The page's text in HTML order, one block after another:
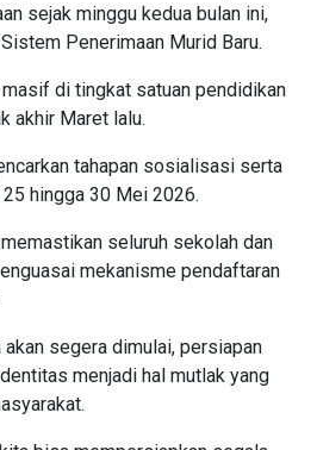
sejak minggu kedua bulan ini,
Penerimaan Murid Baru.
di tingkat satuan pendidikan
akhir Maret lalu.
tahapan sosialisasi serta
hingga 30 Mei 2026.
seluruh sekolah dan
mekanisme pendaftaran
segera dimulai, persiapan
menjadi hal mutlak yang